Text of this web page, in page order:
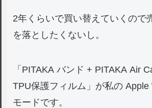
2年くらいで買い替えていくので
を落としたくないし。
「PITAKA バンド + PITAKA Air
TPU保護フィルム」が私の Apple
モードです。